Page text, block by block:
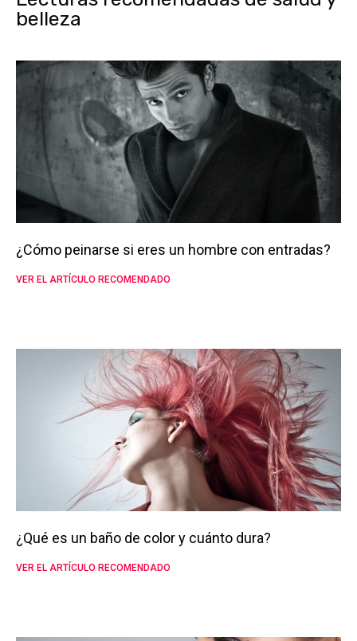
belleza
¿Cómo peinarse si eres un hombre con entradas?
VER EL ARTÍCULO RECOMENDADO
¿Qué es un baño de color y cuánto dura?
VER EL ARTÍCULO RECOMENDADO